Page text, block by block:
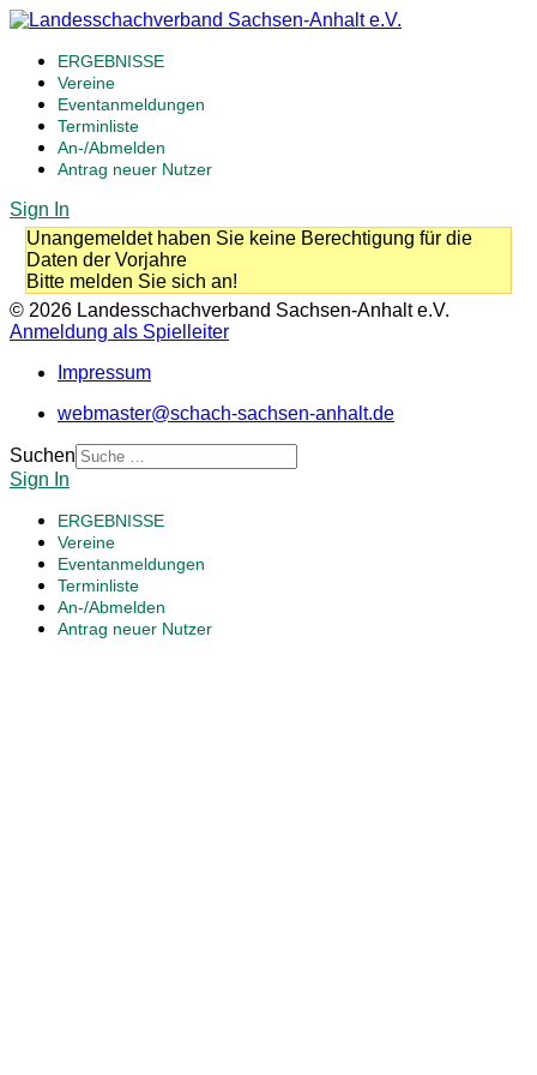
ERGEBNISSE
Vereine
Eventanmeldungen
Terminliste
An-/Abmelden
Antrag neuer Nutzer
Sign In
Unangemeldet haben Sie keine Berechtigung für die
Daten der Vorjahre
Bitte melden Sie sich an!
© 2026 Landesschachverband Sachsen-Anhalt e.V.
Anmeldung als Spielleiter
Impressum
webmaster@schach-sachsen-anhalt.de
Suchen
Sign In
ERGEBNISSE
Vereine
Eventanmeldungen
Terminliste
An-/Abmelden
Antrag neuer Nutzer